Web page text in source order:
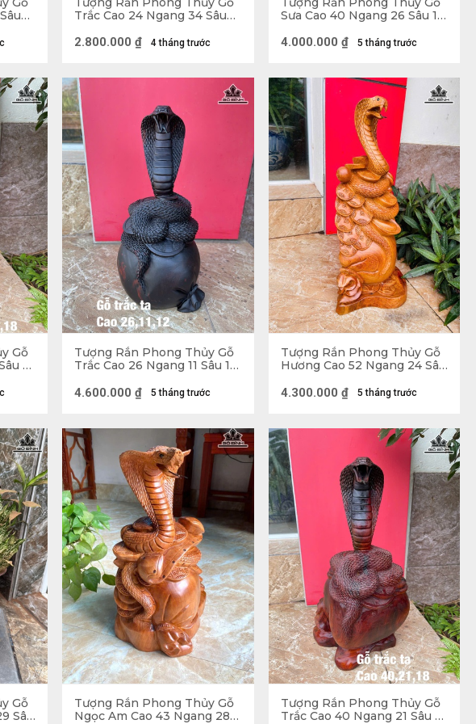
Tượng Rắn Gỗ Trắc
trong tín ngưỡng của nhiều dân tộc. Là biểu tượng cho nước, lửa, linh
tượng trưng cho sự giải thoát. Buông bỏ trước mắt để tiến tới một tầm
khổ vẫn cố gắng vượt qua với hy vọng những điều tốt đẹp sẽ đến
hoàn thiện bản thân mình hơn.
nhưng Rắn chưa bao giờ là một con vật hiền lành, thậm chí khi nhắc
ác. Nó là biểu hiện cho cả hai mặt thiện và ác. Rắn có khả năng sử
khi được thờ cúng linh thiêng thì nó sẽ sử dụng sức mạnh của mình để
Trắc Cao 24 Ngang 34 Sâu
4 tháng trước
2.800.000 ₫
Sưa Cao 40 Ngang 26 Sâu 19
5 tháng trước
4.000.000 ₫
Gỗ
18
Tượng Rắn Phong Thủy Gỗ
Trắc Cao 26 Ngang 11 Sâu 12
5 tháng trước
4.600.000 ₫
Tượng Rắn Phong Thủy Gỗ
Hương Cao 52 Ngang 24 Sâu
5 tháng trước
4.300.000 ₫
Gỗ
Sâu
Tượng Rắn Phong Thủy Gỗ
Ngọc Am Cao 43 Ngang 28
Tượng Rắn Phong Thủy Gỗ
Trắc Cao 40 Ngang 21 Sâu 18